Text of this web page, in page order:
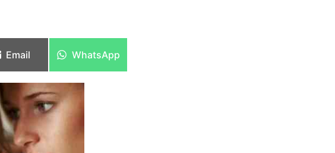
Compartir
Email
Compartir
WhatsApp